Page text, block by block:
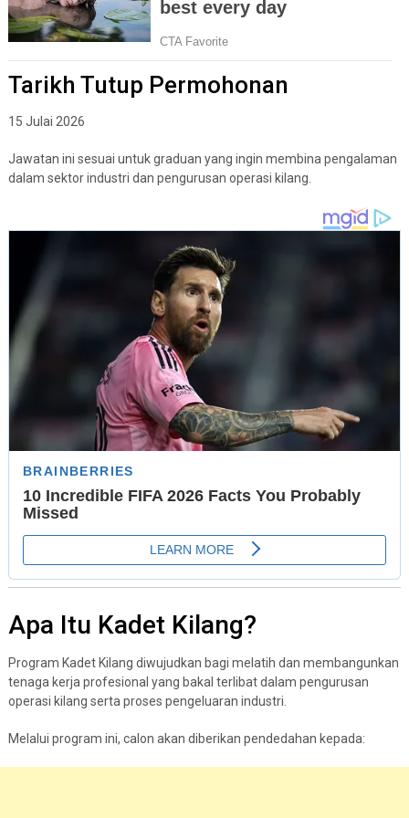
Tarikh Tutup Permohonan
15 Julai 2026
Jawatan ini sesuai untuk graduan yang ingin membina pengalaman
dalam sektor industri dan pengurusan operasi kilang.
Apa Itu Kadet Kilang?
Program Kadet Kilang diwujudkan bagi melatih dan membangunkan
tenaga kerja profesional yang bakal terlibat dalam pengurusan
operasi kilang serta proses pengeluaran industri.
Melalui program ini, calon akan diberikan pendedahan kepada: